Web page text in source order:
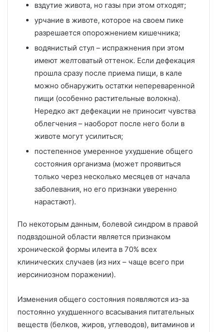
вздутие живота, но газы при этом отходят;
урчание в животе, которое на своем пике
разрешается опорожнением кишечника;
водянистый стул – испражнения при этом
имеют желтоватый оттенок. Если дефекация
прошла сразу после приема пищи, в кале
можно обнаружить остатки непереваренной
пищи (особенно растительные волокна).
Нередко акт дефекации не приносит чувства
облегчения – наоборот после него боли в
животе могут усилиться;
постепенное умеренное ухудшение общего
состояния организма (может проявиться
только через несколько месяцев от начала
заболевания, но его признаки уверенно
нарастают).
По некоторым данным, болевой синдром в правой
подвздошной области является признаком
хронической формы илеита в 70% всех
клинических случаев (из них – чаще всего при
иерсиниозном поражении).
Изменения общего состояния появляются из-за
постоянно ухудшенного всасывания питательных
веществ (белков, жиров, углеводов), витаминов и